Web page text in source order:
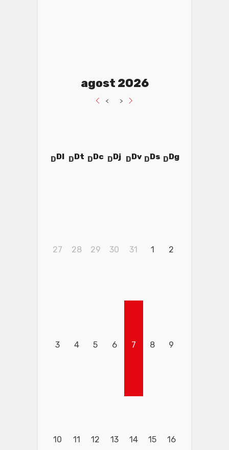
<
agost 2026
>
Dl Dt Dc Dj Dv Ds Dg
27 28 29 30 31 1 2
3 4 5 6 7 8 9
10 11 12 13 14 15 16